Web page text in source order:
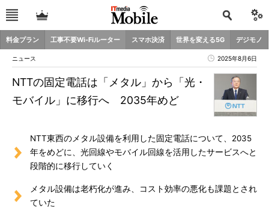
料金プラン 工事不要Wi-Fiルーター スマホ決済 世界を変える5G デジモノ
ニュース 2025年8月6日
NTTの固定電話は「メタル」から「光・
モバイル」に移行へ 2035年めど
NTT東西のメタル設備を利用した固定電話について、2035
年をめどに、光回線やモバイル回線を活用したサービスへと
段階的に移行していく
メタル設備は老朽化が進み、コスト効率の悪化も課題とされ
ていた